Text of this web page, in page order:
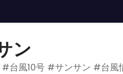
ン
#台風10号 #サンサン #台風